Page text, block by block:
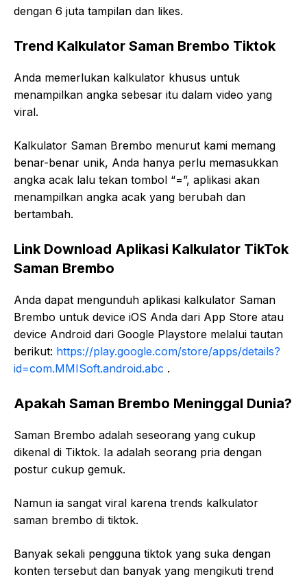
dengan 6 juta tampilan dan likes.
Trend Kalkulator Saman Brembo Tiktok
Anda memerlukan kalkulator khusus untuk
menampilkan angka sebesar itu dalam video yang
viral.
Kalkulator Saman Brembo menurut kami memang
benar-benar unik, Anda hanya perlu memasukkan
angka acak lalu tekan tombol “=”, aplikasi akan
menampilkan angka acak yang berubah dan
bertambah.
Link Download Aplikasi Kalkulator TikTok
Saman Brembo
Anda dapat mengunduh aplikasi kalkulator Saman
Brembo untuk device iOS Anda dari App Store atau
device Android dari Google Playstore melalui tautan
berikut: https://play.google.com/store/apps/details?
id=com.MMISoft.android.abc .
Apakah Saman Brembo Meninggal Dunia?
Saman Brembo adalah seseorang yang cukup
dikenal di Tiktok. Ia adalah seorang pria dengan
postur cukup gemuk.
Namun ia sangat viral karena trends kalkulator
saman brembo di tiktok.
Banyak sekali pengguna tiktok yang suka dengan
konten tersebut dan banyak yang mengikuti trend